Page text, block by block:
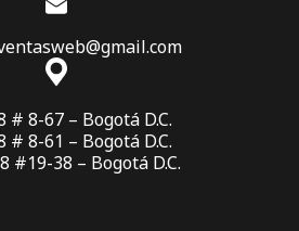
# 8-67 – Bogotá D.C.
# 8-61 – Bogotá D.C.
#19-38 – Bogotá D.C.